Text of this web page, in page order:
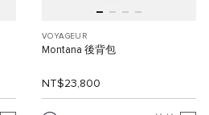
VOYAGEUR
Montana 後背包
NT$23,800